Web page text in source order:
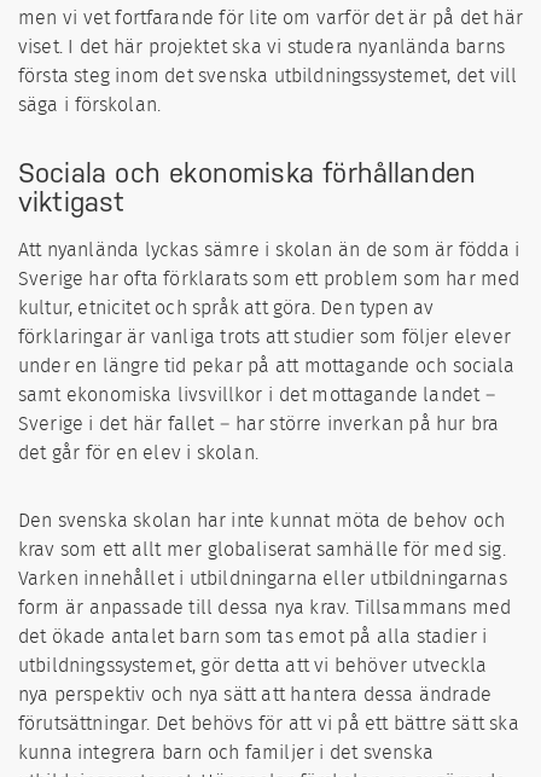
men vi vet fortfarande för lite om varför det är på det här
viset. I det här projektet ska vi studera nyanlända barns
första steg inom det svenska utbildningssystemet, det vill
säga i förskolan.
Sociala och ekonomiska förhållanden
viktigast
Att nyanlända lyckas sämre i skolan än de som är födda i
Sverige har ofta förklarats som ett problem som har med
kultur, etnicitet och språk att göra. Den typen av
förklaringar är vanliga trots att studier som följer elever
under en längre tid pekar på att mottagande och sociala
samt ekonomiska livsvillkor i det mottagande landet –
Sverige i det här fallet – har större inverkan på hur bra
det går för en elev i skolan.
Den svenska skolan har inte kunnat möta de behov och
krav som ett allt mer globaliserat samhälle för med sig.
Varken innehållet i utbildningarna eller utbildningarnas
form är anpassade till dessa nya krav. Tillsammans med
det ökade antalet barn som tas emot på alla stadier i
utbildningssystemet, gör detta att vi behöver utveckla
nya perspektiv och nya sätt att hantera dessa ändrade
förutsättningar. Det behövs för att vi på ett bättre sätt ska
kunna integrera barn och familjer i det svenska